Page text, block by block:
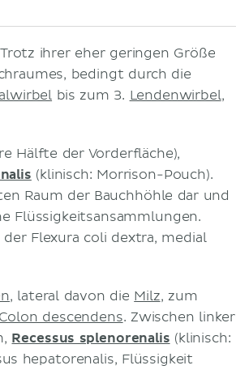
ihrer eher geringen Größe
bedingt durch die
bis zum 3. Lendenwirbel,
Hälfte der Vorderfläche),
(klinisch: Morrison-Pouch).
Raum der Bauchhöhle dar und
Flüssigkeitsansammlungen.
der Flexura coli dextra, medial
, lateral davon die Milz, zum
Colon descendens. Zwischen linker
Recessus splenorenalis (klinisch:
hepatorenalis, Flüssigkeit